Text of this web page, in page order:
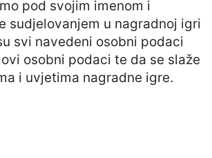
pod svojim imenom i
sudjelovanjem u nagradnoj igri
svi navedeni osobni podaci
osobni podaci te da se slaže
i uvjetima nagradne igre.